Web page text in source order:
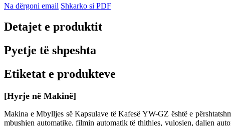
Na dërgoni email Shkarko si PDF
Detajet e produktit
Pyetje të shpeshta
Etiketat e produkteve
[Hyrje në Makinë]
Makina e Mbylljes së Kapsulave të Kafesë YW-GZ është e
mbushjen automatike, filmin automatik të thithjes, vulosjen, daljen